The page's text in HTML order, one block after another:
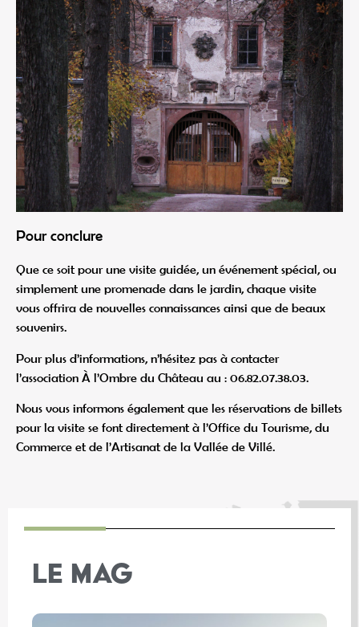
Pour conclure
Que ce soit pour une visite guidée, un événement spécial, ou
simplement une promenade dans le jardin, chaque visite
vous offrira de nouvelles connaissances ainsi que de beaux
souvenirs.
Pour plus d’informations, n’hésitez pas à contacter
l’association À l’Ombre du Château au : 06.82.07.38.03.
Nous vous informons également que les réservations de billets
pour la visite se font directement à l’Office du Tourisme, du
Commerce et de l’Artisanat de la Vallée de Villé.
LE MAG